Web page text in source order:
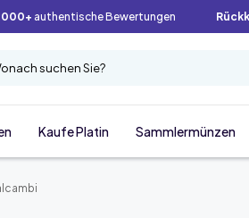
authentische Bewertungen
suchen Sie?
Kaufe Platin Sammlermünzen